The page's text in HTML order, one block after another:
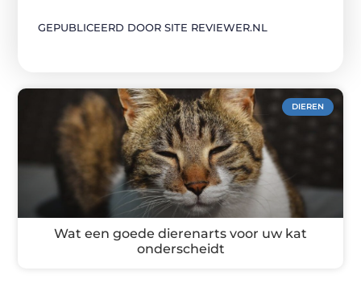
GEPUBLICEERD DOOR SITE REVIEWER.NL
DIEREN
Wat een goede dierenarts voor uw kat
onderscheidt